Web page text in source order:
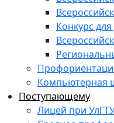
Конкурс
Компьютерная
Поступающему
Лицей при